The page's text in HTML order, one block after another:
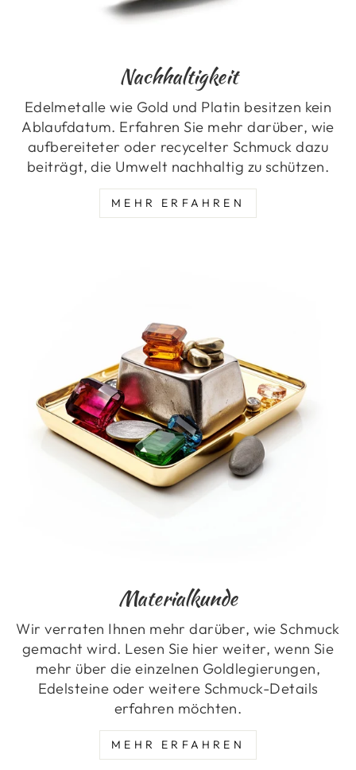
Nachhaltigkeit
Edelmetalle wie Gold und Platin besitzen kein
Ablaufdatum. Erfahren Sie mehr darüber, wie
aufbereiteter oder recycelter Schmuck dazu
beiträgt, die Umwelt nachhaltig zu schützen.
MEHR ERFAHREN
Materialkunde
Wir verraten Ihnen mehr darüber, wie Schmuck
gemacht wird. Lesen Sie hier weiter, wenn Sie
mehr über die einzelnen Goldlegierungen,
Edelsteine oder weitere Schmuck-Details
erfahren möchten.
MEHR ERFAHREN